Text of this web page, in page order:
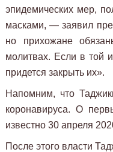
эпидемических мер,
масками, — заявил
но прихожане
молитвах. Если в той
придется закрыть их».
Напомним, что
коронавируса. О
известно 30 апреля
После этого власти